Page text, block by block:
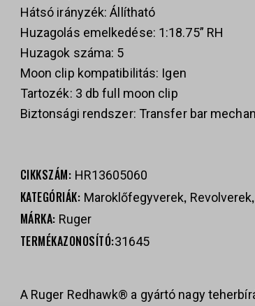
Hátsó irányzék: Állítható
Huzagolás emelkedése: 1:18.75” RH
Huzagok száma: 5
Moon clip kompatibilitás: Igen
Tartozék: 3 db full moon clip
Biztonsági rendszer: Transfer bar
CIKKSZÁM: HR13605060
KATEGÓRIÁK: Maroklőfegyverek, Revolverek,
MÁRKA: Ruger
TERMÉKAZONOSÍTÓ:31645
A Ruger Redhawk® a gyártó nagy